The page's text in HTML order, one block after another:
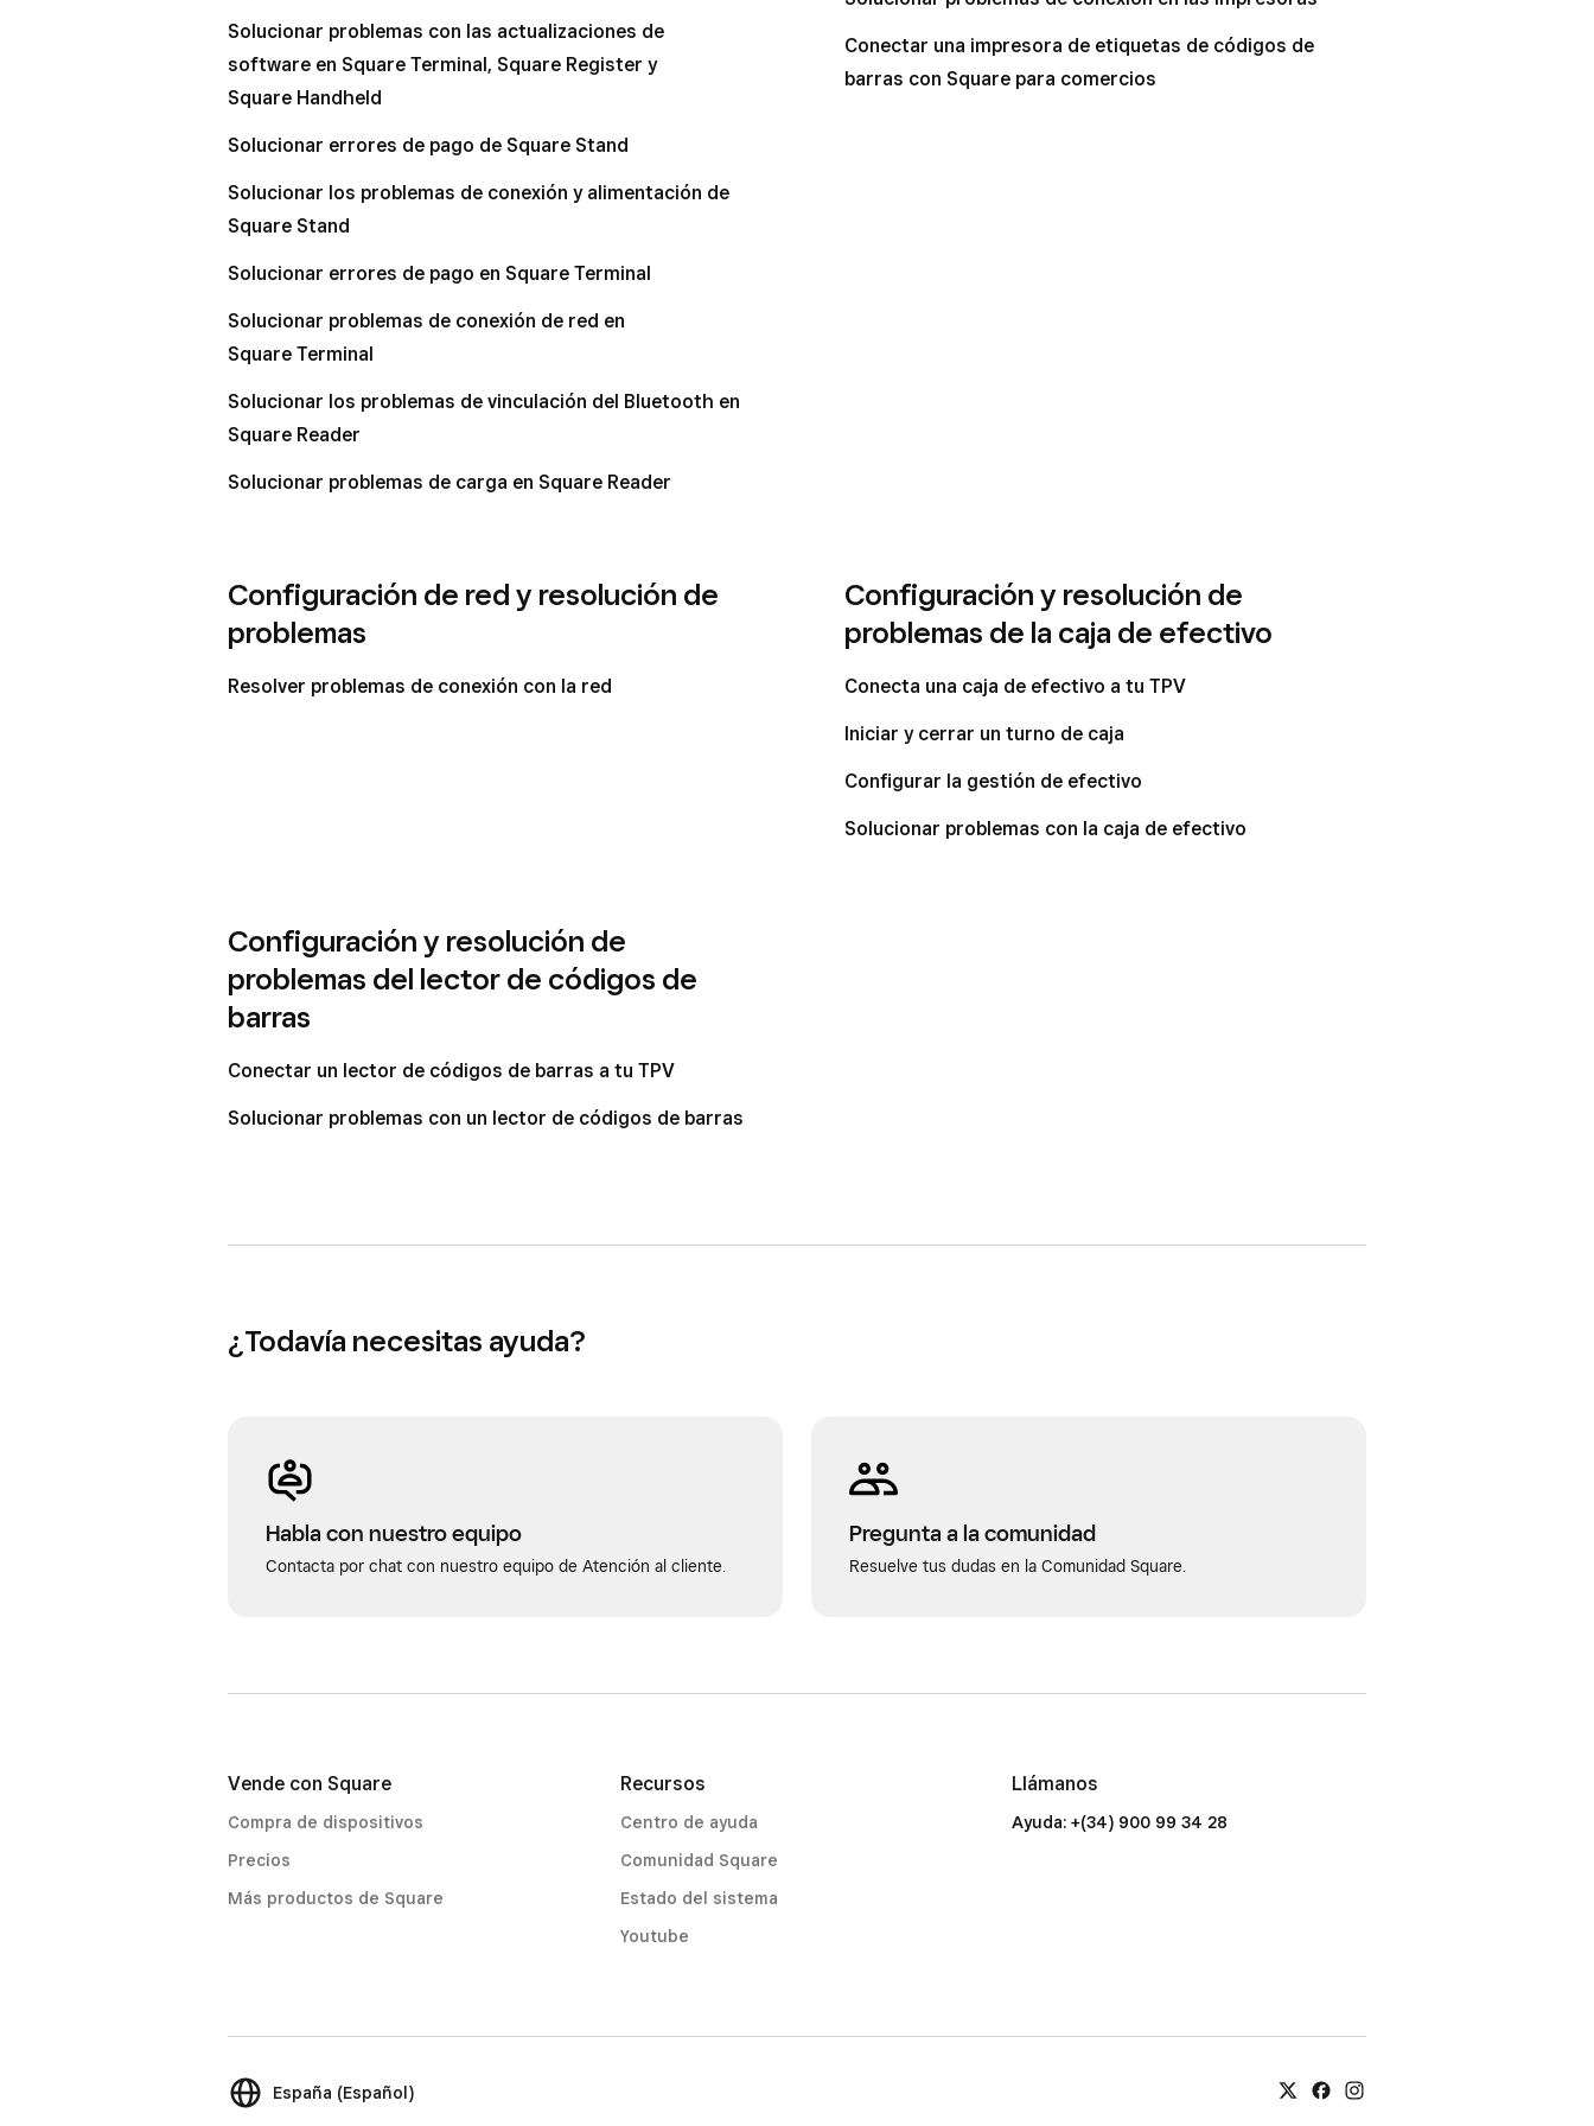
Editar el diseño de marca en Square Kiosk
Transferir cuentas desde dispositivos no compatibles
Solucionar problemas con las actualizaciones de
software en Square Terminal, Square Register y
Square Handheld
Solucionar errores de pago de Square Stand
Solucionar los problemas de conexión y alimentación de
Square Stand
Solucionar errores de pago en Square Terminal
Solucionar problemas de conexión de red en
Square Terminal
Solucionar los problemas de vinculación del Bluetooth en
Square Reader
Solucionar problemas de carga en Square Reader
Conectar una impresora de etiquetas de códigos de
barras con Square para comercios
Configuración de red y resolución de
problemas
Resolver problemas de conexión con la red
Configuración y resolución de
problemas de la caja de efectivo
Conecta una caja de efectivo a tu TPV
Iniciar y cerrar un turno de caja
Configurar la gestión de efectivo
Solucionar problemas con la caja de efectivo
Configuración y resolución de
problemas del lector de códigos de
barras
Conectar un lector de códigos de barras a tu TPV
Solucionar problemas con un lector de códigos de barras
¿Todavía necesitas ayuda?
Habla con nuestro equipo
Contacta por chat con nuestro equipo de Atención al cliente.
Pregunta a la comunidad
Resuelve tus dudas en la Comunidad Square.
Vende con Square
Compra de dispositivos
Precios
Más productos de Square
Recursos
Centro de ayuda
Comunidad Square
Estado del sistema
Youtube
Llámanos
Ayuda: +(34) 900 99 34 28
España (Español)